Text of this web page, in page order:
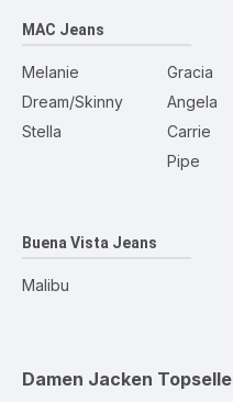
MAC Jeans
Melanie
Dream/Skinny
Stella
Gracia
Angela
Carrie
Pipe
Buena Vista Jeans
Malibu
Damen Jacken